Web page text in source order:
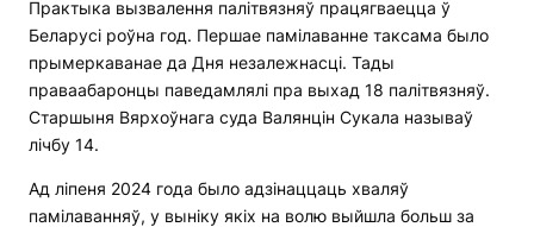
Практыка вызвалення палітвязняў працягваецца ў
Беларусі роўна год. Першае памілаванне таксама было
прымеркаванае да Дня незалежнасці. Тады
праваабаронцы паведамлялі пра выхад 18 палітвязняў.
Старшыня Вярхоўнага суда Валянцін Сукала называў
лічбу 14.
Ад ліпеня 2024 года было адзінаццаць хваляў
памілаванняў, у выніку якіх на волю выйшла больш за